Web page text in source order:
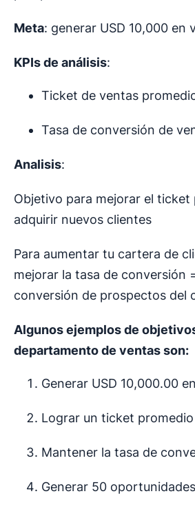
Meta: generar USD 10,000 en
KPIs de análisis:
Ticket de ventas
Tasa de conversión de
Analisis:
Objetivo para mejorar el ticket
adquirir nuevos clientes
Para aumentar tu cartera de
mejorar la tasa de conversión
conversión de prospectos del
Algunos ejemplos de
departamento de ventas son:
Generar USD 10,000.00
Lograr un ticket promedio
Mantener la tasa de
Generar 50